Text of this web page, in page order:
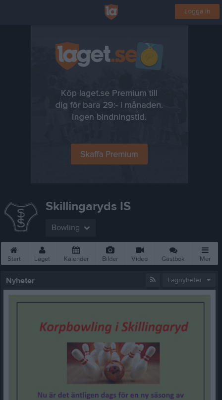
Logga in
Skillingaryds IS
Bowling
Start Laget Kalender Bilder Video Gästbok Mer
Nyheter Lagnyheter